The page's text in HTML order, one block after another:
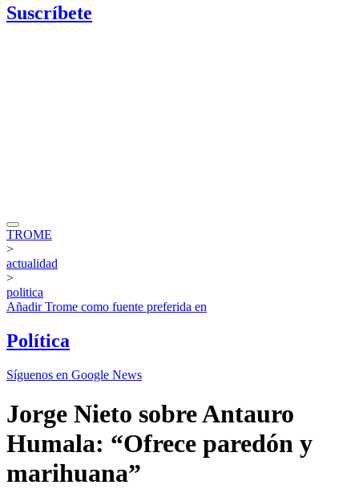
Suscríbete
TROME
>
actualidad
>
politica
AñadirTrome como fuente preferida en
Política
Síguenos en Google News
Jorge Nieto sobre Antauro
Humala: “Ofrece paredón y
marihuana”